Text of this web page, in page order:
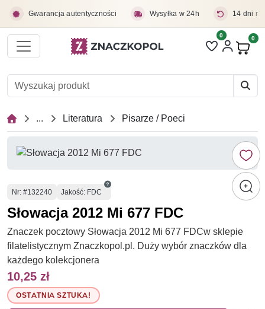
Gwarancja autentyczności Wysyłka w 24h 14 dni
Liczba pozycji
0 0
... Literatura Pisarze / Poeci
Numer
Nr: #132240 Jakość: FDC
Słowacja 2012 Mi 677 FDC
Znaczek pocztowy Słowacja 2012 Mi 677 FDCw sklepie
filatelistycznym Znaczkopol.pl. Duży wybór znaczków dla
każdego kolekcjonera
10,25 zł
OSTATNIA SZTUKA!